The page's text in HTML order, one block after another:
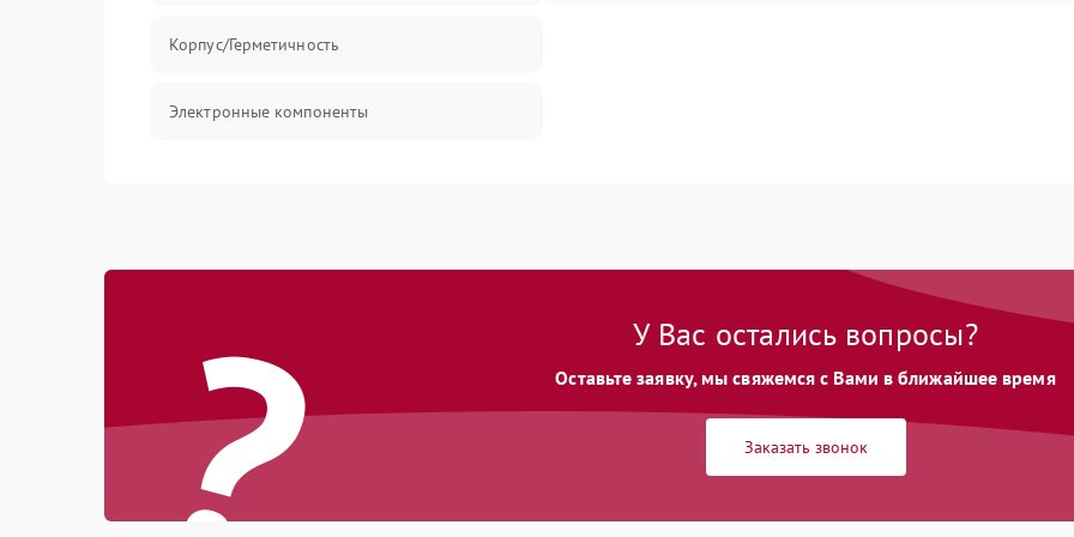
Корпус/Герметичность
Электронные компоненты
? У Вас остались вопросы?
Оставьте заявку, мы свяжемся с Вами в ближайшее время
Заказать звонок